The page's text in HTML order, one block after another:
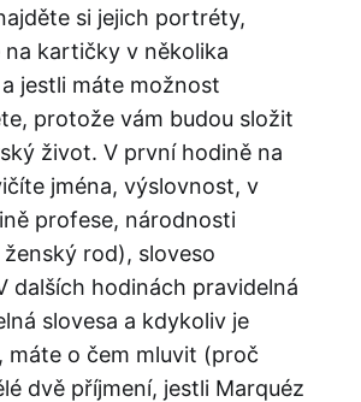
si jejich portréty,
kartičky v několika
jestli máte možnost
protože vám budou složit
život. V první hodině na
jména, výslovnost, v
profese, národnosti
ženský rod), sloveso
dalších hodinách pravidelná
slovesa a kdykoliv je
máte o čem mluvit (proč
dvě příjmení, jestli Marquéz